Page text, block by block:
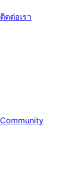
ติดต่อเรา
Community